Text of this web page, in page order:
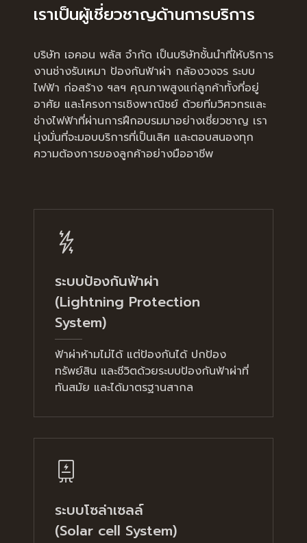
เราเป็นผู้เชี่ยวชาญด้านการบริการ
บริษัท เอคอน พลัส จำกัด เป็นบริษัทชั้นนำที่ให้บริการ
งานช่างรับเหมา ป้องกันฟ้าผ่า กล้องวงจร ระบบ
ไฟฟ้า ก่อสร้าง ฯลฯ คุณภาพสูงแก่ลูกค้าทั้งที่อยู่
อาศัย และโครงการเชิงพาณิชย์ ด้วยทีมวิศวกรและ
ช่างไฟฟ้าที่ผ่านการฝึกอบรมมาอย่างเชี่ยวชาญ เรา
มุ่งมั่นที่จะมอบบริการที่เป็นเลิศ และตอบสนองทุก
ความต้องการของลูกค้าอย่างมืออาชีพ
ระบบป้องกันฟ้าผ่า
(Lightning Protection
System)
ฟ้าผ่าห้ามไม่ได้ แต่ป้องกันได้ ปกป้อง
ทรัพย์สิน และชีวิตด้วยระบบป้องกันฟ้าผ่าที่
ทันสมัย และได้มาตรฐานสากล
ระบบโซล่าเซลล์
(Solar cell System)